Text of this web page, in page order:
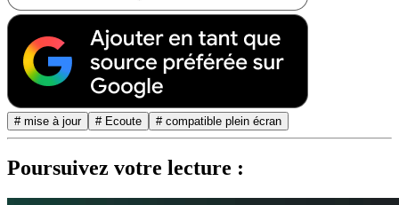
# mise à jour # Ecoute # compatible plein écran
Poursuivez votre lecture :